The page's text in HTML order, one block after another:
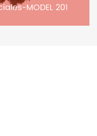
MODEL 201